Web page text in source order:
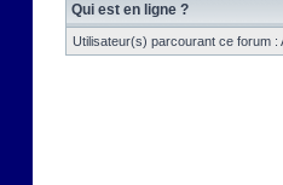
Qui est en ligne ?
Utilisateur(s) parcourant ce forum :